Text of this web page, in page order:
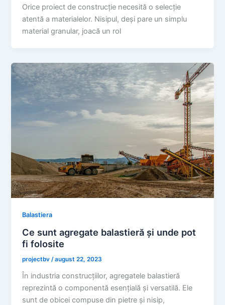
Orice proiect de construcție necesită o selecție
atentă a materialelor. Nisipul, deși pare un simplu
material granular, joacă un rol
Balastiera
Ce sunt agregate balastieră și unde pot
fi folosite
projectbv/august 22, 2023
În industria construcțiilor, agregatele balastieră
reprezintă o componentă esențială și versatilă. Ele
sunt de obicei compuse din pietre și nisip,